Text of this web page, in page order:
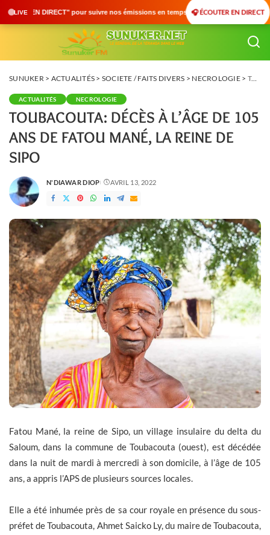
LIVE
suivre nos émissions en temps réel • 🇸🇳 Actualités du Sénégal • 🌍 Actualités
🎧 ÉCOUTER EN DIRECT
SUNUKER> ACTUALITÉS > SOCIETE / FAITS DIVERS > NECROLOGIE> TOUBACOUTA: DÉCÈS À L’ÂGE DE 105 ANS DE FATOU MANÉ, LA REINE DE SIPO
ACTUALITÉS NECROLOGIE
TOUBACOUTA: DÉCÈS À L’ÂGE DE 105
ANS DE FATOU MANÉ, LA REINE DE
SIPO
POSTED
BY
N'DIAWAR DIOP AVRIL 13, 2022
Fatou Mané, la reine de Sipo, un village insulaire du delta du
Saloum, dans la commune de Toubacouta (ouest), est décédée
dans la nuit de mardi à mercredi à son domicile, à l’âge de 105
ans, a appris l’APS de plusieurs sources locales.
Elle a été inhumée près de sa cour royale en présence du sous-
préfet de Toubacouta, Ahmet Saicko Ly, du maire de Toubacouta,